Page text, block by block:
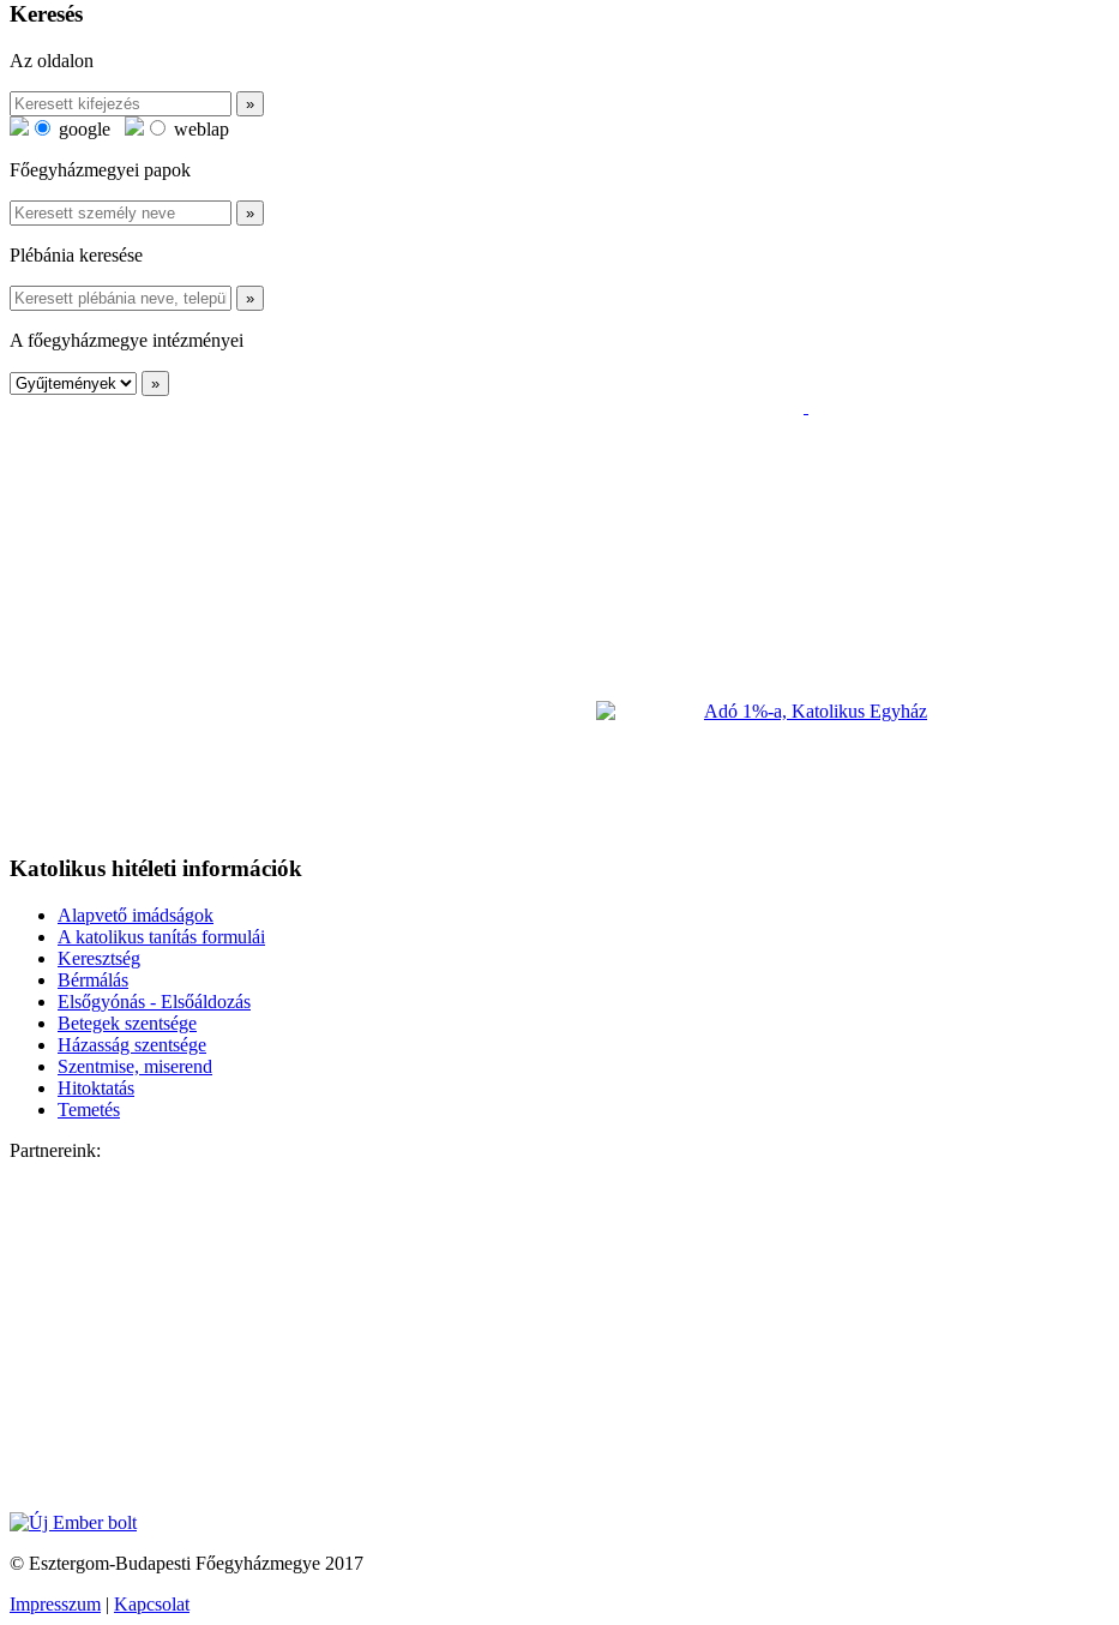
Keresés
Az oldalon
google
weblap
Főegyházmegyei papok
Plébánia keresése
A főegyházmegye intézményei
Katolikus hitéleti információk
Alapvető imádságok
A katolikus tanítás formulái
Keresztség
Bérmálás
Elsőgyónás - Elsőáldozás
Betegek szentsége
Házasság szentsége
Szentmise, miserend
Hitoktatás
Temetés
Partnereink:
© Esztergom-Budapesti Főegyházmegye 2017
Impresszum | Kapcsolat